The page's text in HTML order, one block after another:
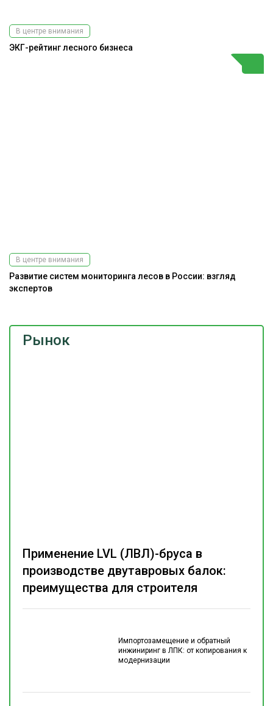
Рынок
Импортозамещение и обратный
инжиниринг в ЛПК: от копирования к
модернизации
Применение LVL (ЛВЛ)-бруса в
производстве двутавровых балок:
преимущества для строителя
В центре внимания
ЭКГ-рейтинг лесного бизнеса
В центре внимания
Развитие систем мониторинга лесов в России: взгляд
экспертов